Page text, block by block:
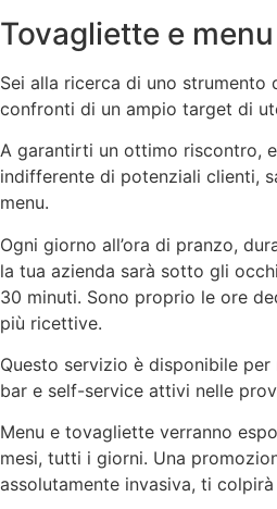
Tovagliette e menu
Sei alla ricerca di uno strumento
confronti di un ampio target di
A garantirti un ottimo riscontro,
indifferente di potenziali clienti,
menu.
Ogni giorno all’ora di pranzo,
la tua azienda sarà sotto gli
30 minuti. Sono proprio le ore
più ricettive.
Questo servizio è disponibile
bar e self-service attivi nelle
Menu e tovagliette verranno
mesi, tutti i giorni. Una
assolutamente invasiva, ti